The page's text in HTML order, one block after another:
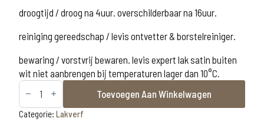
droogtijd / droog na 4uur. overschilderbaar na 16uur.
reiniging gereedschap / levis ontvetter & borstelreiniger.
bewaring / vorstvrij bewaren. levis expert lak satin buiten
wit niet aanbrengen bij temperaturen lager dan 10°C.
Levis
Expert
buiten
hout
Toevoegen Aan Winkelwagen
Categorie: Lakverf